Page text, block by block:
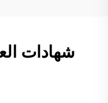
شهادات